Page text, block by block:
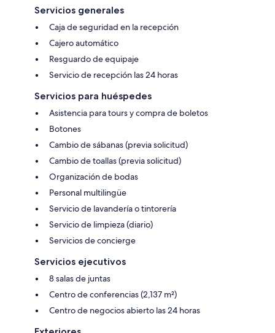
Servicios generales
Caja de seguridad en la recepción
Cajero automático
Resguardo de equipaje
Servicio de recepción las 24 horas
Servicios para huéspedes
Asistencia para tours y compra de boletos
Botones
Cambio de sábanas (previa solicitud)
Cambio de toallas (previa solicitud)
Organización de bodas
Personal multilingüe
Servicio de lavandería o tintorería
Servicio de limpieza (diario)
Servicios de concierge
Servicios ejecutivos
8 salas de juntas
Centro de conferencias (2,137 m²)
Centro de negocios abierto las 24 horas